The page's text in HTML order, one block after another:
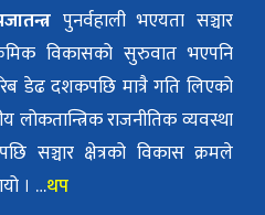
पुनर्वहाली भएयता सञ्चार
विकासको सुरुवात भएपनि
डेढ दशकपछि मात्रै गति लिएको
लोकतान्त्रिक राजनीतिक व्यवस्था
सञ्चार क्षेत्रको विकास क्रमले
। …थप